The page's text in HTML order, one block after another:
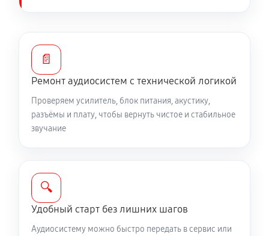
📄
Ремонт аудиосистем с технической логикой
Проверяем усилитель, блок питания, акустику,
разъёмы и плату, чтобы вернуть чистое и стабильное
звучание
🔍
Удобный старт без лишних шагов
Аудиосистему можно быстро передать в сервис или